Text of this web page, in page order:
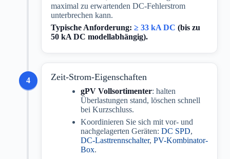
maximal zu erwartenden DC-Fehlerstrom
unterbrechen kann.
Typische Anforderung: ≥ 33 kA DC (bis zu
50 kA DC modellabhängig).
4 Zeit-Strom-Eigenschaften
gPV Vollsortimenter: halten
Überlastungen stand, löschen schnell
bei Kurzschluss.
Koordinieren Sie sich mit vor- und
nachgelagerten Geräten: DC SPD,
DC-Lasttrennschalter, PV-Kombinator-
Box.